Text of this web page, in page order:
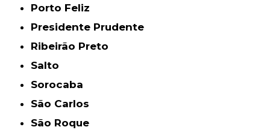
Porto Feliz
Presidente Prudente
Ribeirão Preto
Salto
Sorocaba
São Carlos
São Roque